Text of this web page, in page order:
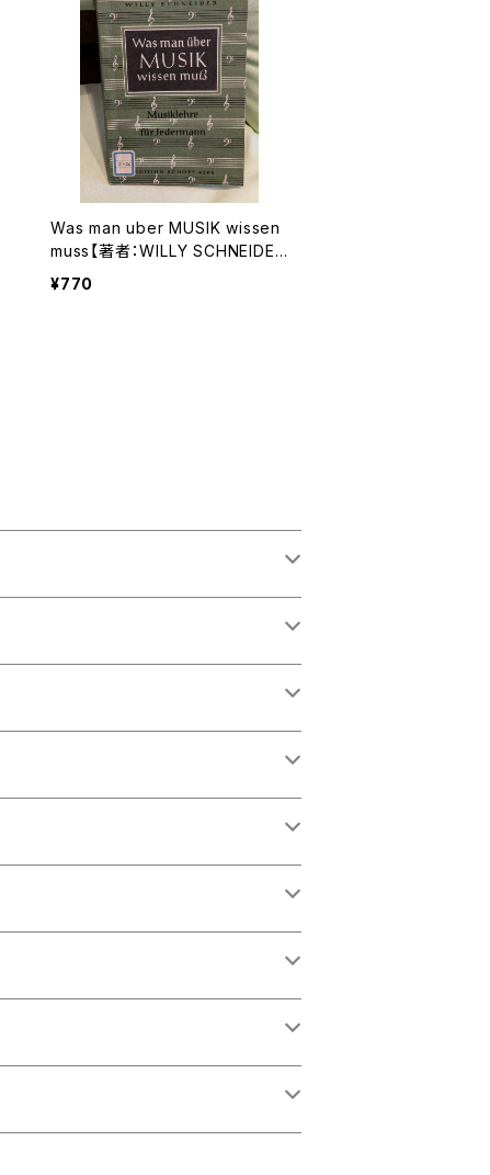
Was man uber MUSIK wissen
muss【著者：WILLY SCHNEIDE
R】出版社：EDITION SCHOTT 4
¥770